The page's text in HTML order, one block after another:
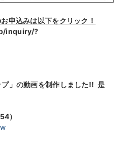
申込みは以下をクリック！
inquiry/?
」の動画を制作しました!! 是
）